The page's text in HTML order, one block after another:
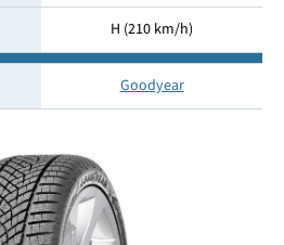
H (210 km/h)
Goodyear